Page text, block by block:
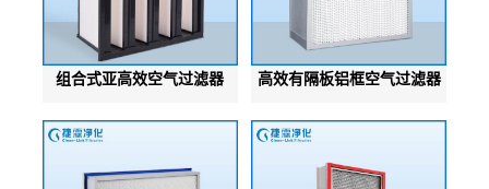
组合式亚高效空气过滤器 高效有隔板铝框空气过滤器